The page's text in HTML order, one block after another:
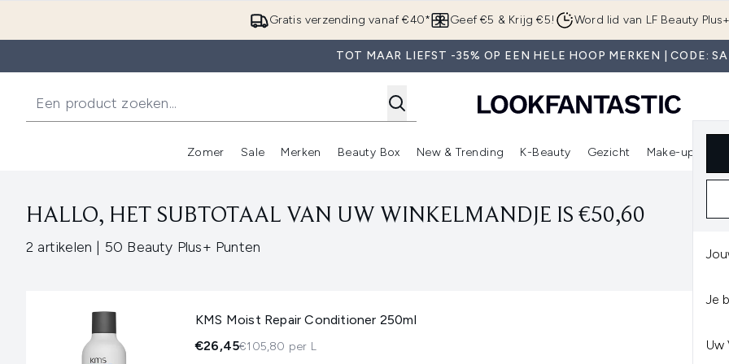
Overslaan naar de hoofdinhoud
Gratis verzending vanaf €40* Geef €5 & Krijg €5! Word lid van LF Beauty Plus+
TOT MAAR LIEFST -35% OP EEN HELE HOOP MERKEN | CODE:
Je
Uw
Zomer
Enter submenu (Zomer)
Sale
Enter submenu (Sale)
Merken
Enter submenu (Merken)
Beauty Box
Enter submenu (Beauty Box)
New & Trending
Enter submenu (New & Trending)
K-Beauty
Enter submenu (K-Beauty)
Gezicht Make-up
HALLO, HET SUBTOTAAL VAN UW WINKELMANDJE IS €50,60
2 artikelen ,| 50 Beauty Plus+ Punten
KMS Moist Repair Conditioner 250ml
€26,45€105,80 per L